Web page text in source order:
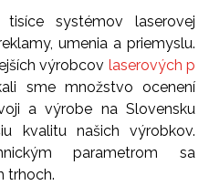
systémov laserovej
umenia a priemyslu.
výrobcov laserových p
sme množstvo ocenení
a výrobe na Slovensku
kvalitu našich výrobkov.
parametrom sa
trhoch.